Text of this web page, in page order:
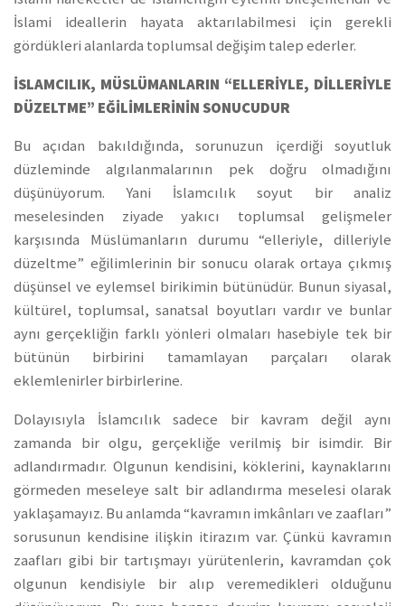
İslami ideallerin hayata aktarılabilmesi için gerekli
gördükleri alanlarda toplumsal değişim talep ederler.
İSLAMCILIK, MÜSLÜMANLARIN “ELLERİYLE, DİLLERİYLE
DÜZELTME” EĞİLİMLERİNİN SONUCUDUR
Bu açıdan bakıldığında, sorunuzun içerdiği soyutluk
düzleminde algılanmalarının pek doğru olmadığını
düşünüyorum. Yani İslamcılık soyut bir analiz
meselesinden ziyade yakıcı toplumsal gelişmeler
karşısında Müslümanların durumu “elleriyle, dilleriyle
düzeltme” eğilimlerinin bir sonucu olarak ortaya çıkmış
düşünsel ve eylemsel birikimin bütünüdür. Bunun siyasal,
kültürel, toplumsal, sanatsal boyutları vardır ve bunlar
aynı gerçekliğin farklı yönleri olmaları hasebiyle tek bir
bütünün birbirini tamamlayan parçaları olarak
eklemlenirler birbirlerine.
Dolayısıyla İslamcılık sadece bir kavram değil aynı
zamanda bir olgu, gerçekliğe verilmiş bir isimdir. Bir
adlandırmadır. Olgunun kendisini, köklerini, kaynaklarını
görmeden meseleye salt bir adlandırma meselesi olarak
yaklaşamayız. Bu anlamda “kavramın imkânları ve zaafları”
sorusunun kendisine ilişkin itirazım var. Çünkü kavramın
zaafları gibi bir tartışmayı yürütenlerin, kavramdan çok
olgunun kendisiyle bir alıp veremedikleri olduğunu